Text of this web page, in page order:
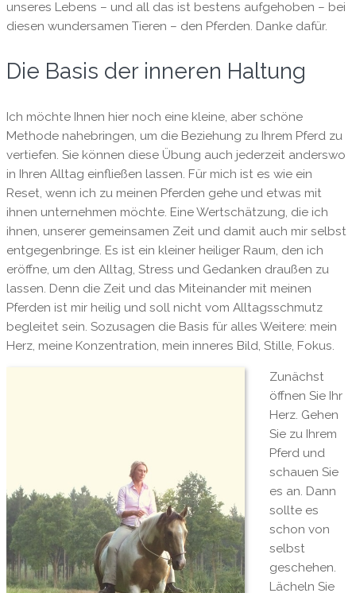
unseres Lebens – und all das ist bestens aufgehoben – bei
diesen wundersamen Tieren – den Pferden. Danke dafür.
Die Basis der inneren Haltung
Ich möchte Ihnen hier noch eine kleine, aber schöne
Methode nahebringen, um die Beziehung zu Ihrem Pferd zu
vertiefen. Sie können diese Übung auch jederzeit anderswo
in Ihren Alltag einfließen lassen. Für mich ist es wie ein
Reset, wenn ich zu meinen Pferden gehe und etwas mit
ihnen unternehmen möchte. Eine Wertschätzung, die ich
ihnen, unserer gemeinsamen Zeit und damit auch mir selbst
entgegenbringe. Es ist ein kleiner heiliger Raum, den ich
eröffne, um den Alltag, Stress und Gedanken draußen zu
lassen. Denn die Zeit und das Miteinander mit meinen
Pferden ist mir heilig und soll nicht vom Alltagsschmutz
begleitet sein. Sozusagen die Basis für alles Weitere: mein
Herz, meine Konzentration, mein inneres Bild, Stille, Fokus.
Zunächst
öffnen Sie Ihr
Herz. Gehen
Sie zu Ihrem
Pferd und
schauen Sie
es an. Dann
sollte es
schon von
selbst
geschehen.
Lächeln Sie